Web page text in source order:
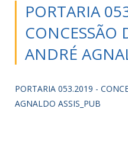
PORTARIA
CONCESSÃO
ANDRÉ
PORTARIA 053.2019 -
AGNALDO ASSIS_PUB